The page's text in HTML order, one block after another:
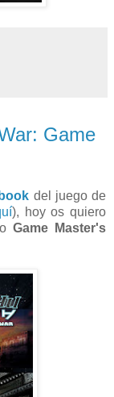
Game
del juego de
), hoy os quiero
Game Master's